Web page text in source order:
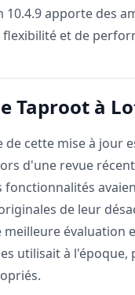
10.4.9 apporte des
et de
Taproot à
de cette mise à jour
d'une revue
fonctionnalités
de leur
évaluation
utilisait à